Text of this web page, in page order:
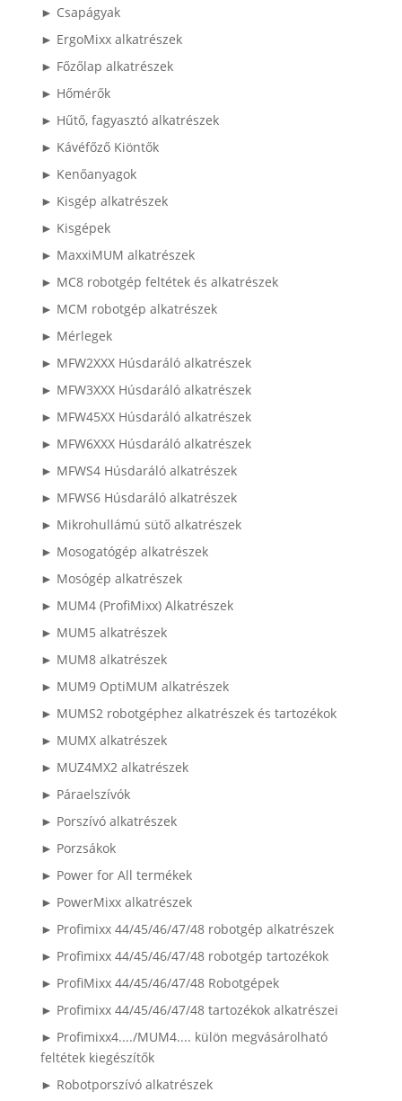
► Csapágyak
► ErgoMixx alkatrészek
► Főzőlap alkatrészek
► Hőmérők
► Hűtő, fagyasztó alkatrészek
► Kávéfőző Kiöntők
► Kenőanyagok
► Kisgép alkatrészek
► Kisgépek
► MaxxiMUM alkatrészek
► MC8 robotgép feltétek és alkatrészek
► MCM robotgép alkatrészek
► Mérlegek
► MFW2XXX Húsdaráló alkatrészek
► MFW3XXX Húsdaráló alkatrészek
► MFW45XX Húsdaráló alkatrészek
► MFW6XXX Húsdaráló alkatrészek
► MFWS4 Húsdaráló alkatrészek
► MFWS6 Húsdaráló alkatrészek
► Mikrohullámú sütő alkatrészek
► Mosogatógép alkatrészek
► Mosógép alkatrészek
► MUM4 (ProfiMixx) Alkatrészek
► MUM5 alkatrészek
► MUM8 alkatrészek
► MUM9 OptiMUM alkatrészek
► MUMS2 robotgéphez alkatrészek és tartozékok
► MUMX alkatrészek
► MUZ4MX2 alkatrészek
► Páraelszívók
► Porszívó alkatrészek
► Porzsákok
► Power for All termékek
► PowerMixx alkatrészek
► Profimixx 44/45/46/47/48 robotgép alkatrészek
► Profimixx 44/45/46/47/48 robotgép tartozékok
► ProfiMixx 44/45/46/47/48 Robotgépek
► Profimixx 44/45/46/47/48 tartozékok alkatrészei
► Profimixx4..../MUM4.... külön megvásárolható
feltétek kiegészítők
► Robotporszívó alkatrészek